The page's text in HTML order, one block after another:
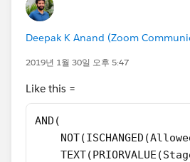
Deepak K Anand (‎‎‎‎‎‎Zoom
2019년 1월 30일 오후 5:47
Like this =
AND(